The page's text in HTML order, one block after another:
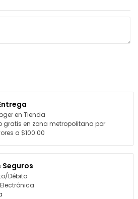
en Tienda
gratis en zona metropolitana por
a $100.00
Seguros
Débito